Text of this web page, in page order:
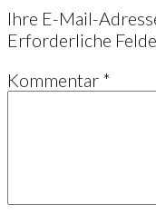
Ihre E-Mail-
Erforderliche
Kommentar *